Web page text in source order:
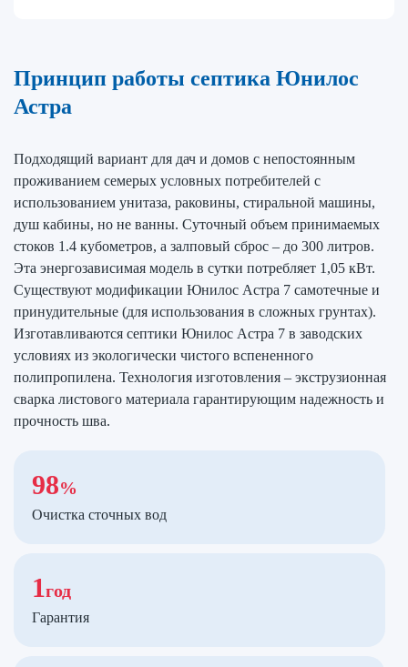
Принцип работы септика Юнилос
Астра
Подходящий вариант для дач и домов с непостоянным
проживанием семерых условных потребителей с
использованием унитаза, раковины, стиральной машины,
душ кабины, но не ванны. Суточный объем принимаемых
стоков 1.4 кубометров, а залповый сброс – до 300 литров.
Эта энергозависимая модель в сутки потребляет 1,05 кВт.
Существуют модификации Юнилос Астра 7 самотечные и
принудительные (для использования в сложных грунтах).
Изготавливаются септики Юнилос Астра 7 в заводских
условиях из экологически чистого вспененного
полипропилена. Технология изготовления – экструзионная
сварка листового материала гарантирующим надежность и
прочность шва.
98%
Очистка сточных вод
1год
Гарантия